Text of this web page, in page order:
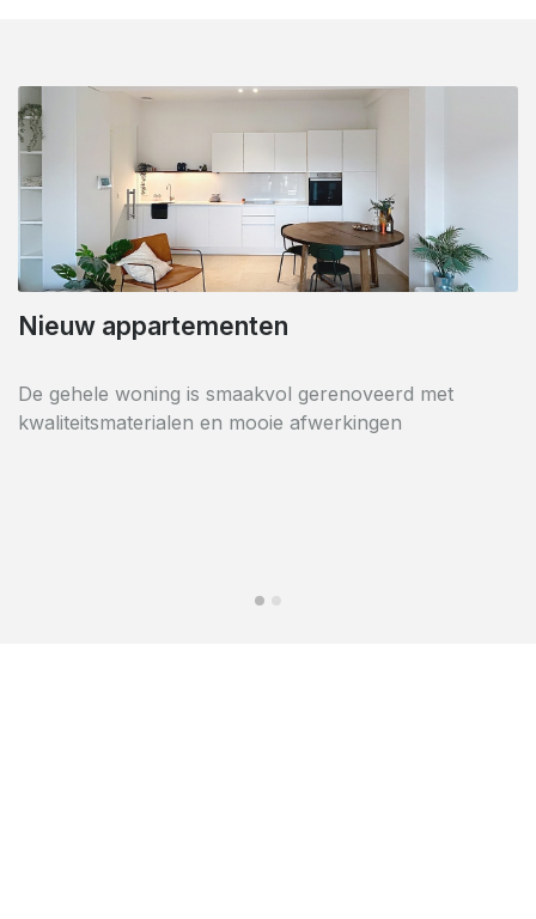
Nieuw appartementen
De gehele woning is smaakvol gerenoveerd met
kwaliteitsmaterialen en mooie afwerkingen
In de buurt van de Louizalaan
De residentie is perfect gelegen vlakbij de Louizalaan
en alle faciliteiten